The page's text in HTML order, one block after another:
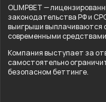
OLIMPBET —
законодательства РФ и
выигрыши выплачиваются
современными
Компания выступает за
самостоятельно
безопасном беттинге.